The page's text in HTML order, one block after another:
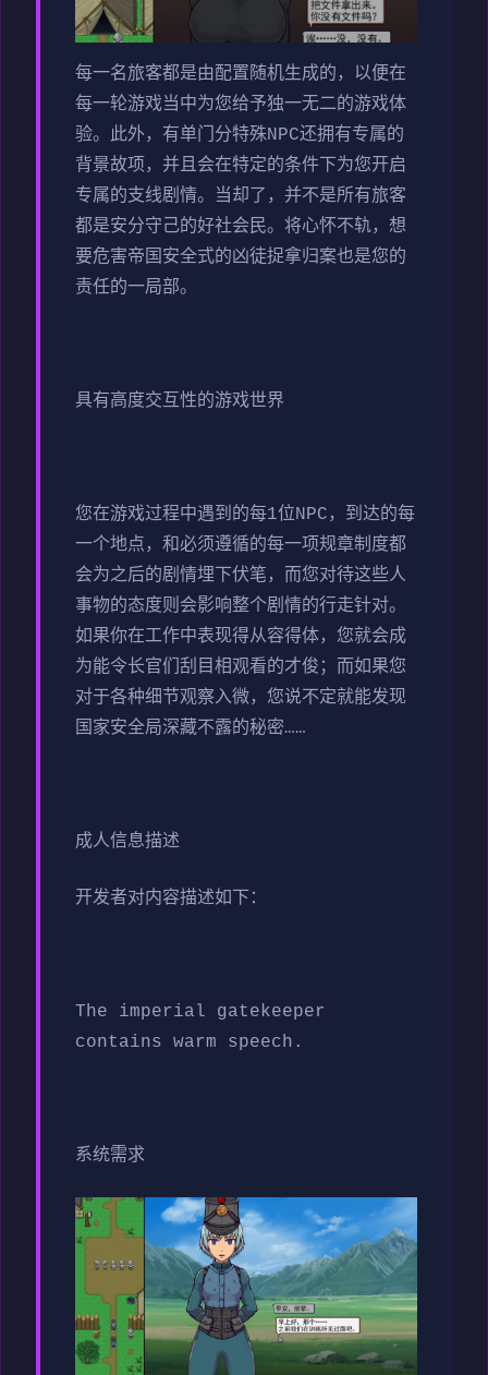
每一名旅客都是由配置随机生成的，以便在
每一轮游戏当中为您给予独一无二的游戏体
验。此外，有单门分特殊NPC还拥有专属的
背景故项，并且会在特定的条件下为您开启
专属的支线剧情。当却了，并不是所有旅客
都是安分守己的好社会民。将心怀不轨，想
要危害帝国安全式的凶徒捉拿归案也是您的
责任的一局部。
具有高度交互性的游戏世界
您在游戏过程中遇到的每1位NPC，到达的每
一个地点，和必须遵循的每一项规章制度都
会为之后的剧情埋下伏笔，而您对待这些人
事物的态度则会影响整个剧情的行走针对。
如果你在工作中表现得从容得体，您就会成
为能令长官们刮目相观看的才俊；而如果您
对于各种细节观察入微，您说不定就能发现
国家安全局深藏不露的秘密……
成人信息描述
开发者对内容描述如下：
The imperial gatekeeper
contains warm speech.
系统需求